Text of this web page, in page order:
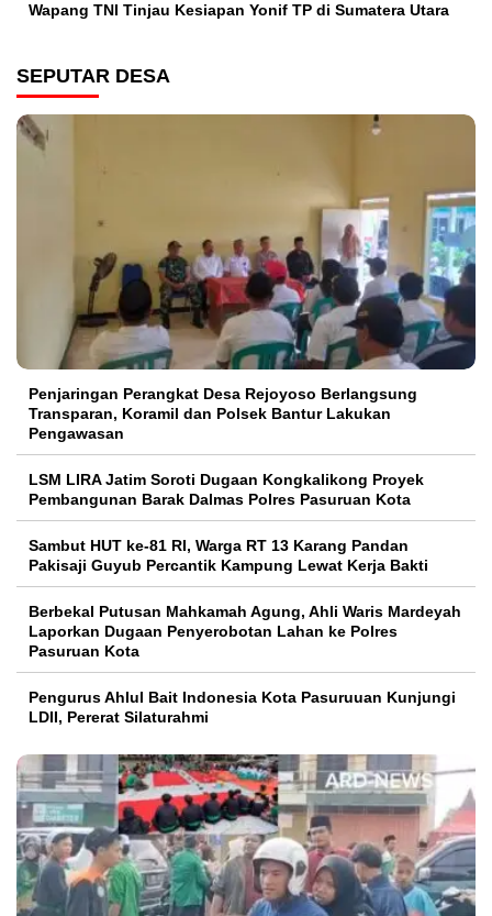
Wapang TNI Tinjau Kesiapan Yonif TP di Sumatera Utara
SEPUTAR DESA
Penjaringan Perangkat Desa Rejoyoso Berlangsung
Transparan, Koramil dan Polsek Bantur Lakukan
Pengawasan
LSM LIRA Jatim Soroti Dugaan Kongkalikong Proyek
Pembangunan Barak Dalmas Polres Pasuruan Kota
Sambut HUT ke-81 RI, Warga RT 13 Karang Pandan
Pakisaji Guyub Percantik Kampung Lewat Kerja Bakti
Berbekal Putusan Mahkamah Agung, Ahli Waris Mardeyah
Laporkan Dugaan Penyerobotan Lahan ke Polres
Pasuruan Kota
Pengurus Ahlul Bait Indonesia Kota Pasuruuan Kunjungi
LDII, Pererat Silaturahmi